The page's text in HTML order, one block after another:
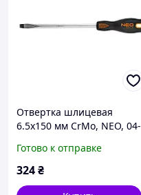
Отвертка шлицевая
6.5х150 мм CrMo, NEO, 04-
Готово к отправке
324₴